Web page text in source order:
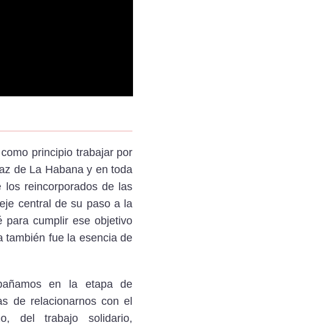
principio trabajar por
de La Habana y en toda
los reincorporados de las
central de su paso a la
para cumplir ese objetivo
también fue la esencia de
en la etapa de
de relacionarnos con el
del trabajo solidario,